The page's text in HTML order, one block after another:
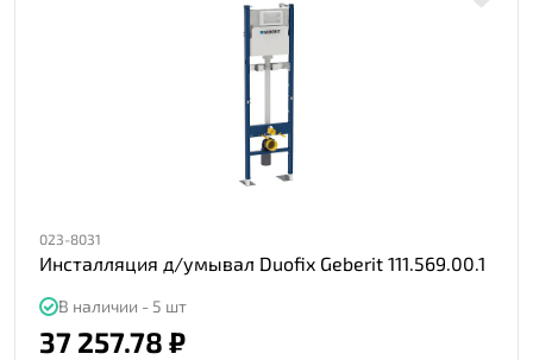
023-8031
Инсталляция д/умывал Duofix Geberit 111.569.00.1
В наличии - 5 шт
37 257.78 ₽